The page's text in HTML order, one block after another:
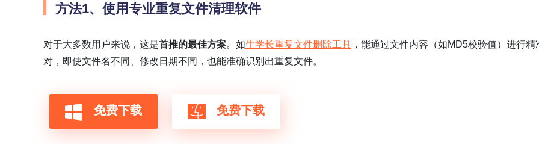
方法1、 使用专业重复文件清理软件
对于大多数用户来说，这是首推的最佳方案。如牛学长重复文件删除工具 ，能通过文件内容（如MD5校验值）进行精
对，即使文件名不同、修改日期不同，也能准确识别出重复文件。
免费下载 免费下载